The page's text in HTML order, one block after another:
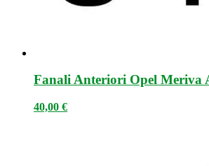
Fanali Anteriori Opel Meriva
40,00 €